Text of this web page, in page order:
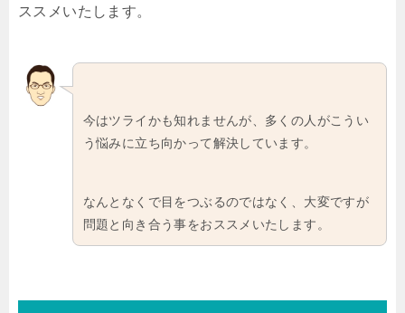
ススメいたします。
今はツライかも知れませんが、多くの人がこうい
う悩みに立ち向かって解決しています。
なんとなくで目をつぶるのではなく、大変ですが
問題と向き合う事をおススメいたします。